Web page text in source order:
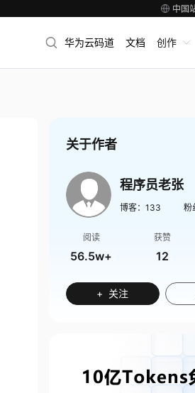
中国
华为云码道 文档 创作
关于作者
程序员老张
博客： 133 粉
阅读
56.5w+
获赞
12
+ 关注